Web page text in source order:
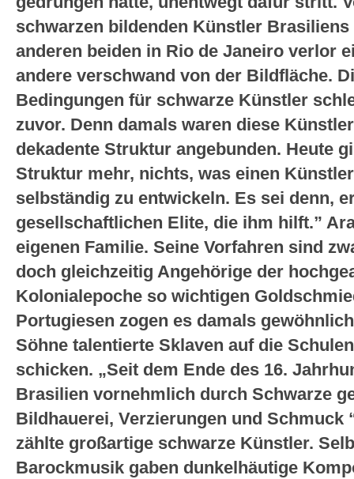
schwarzen bildenden Künstler
anderen beiden in Rio de Janeiro verlor
andere verschwand von der Bildfläche.
Bedingungen für schwarze Künstler
zuvor. Denn damals waren diese
dekadente Struktur angebunden. Heute
Struktur mehr, nichts, was einen
selbständig zu entwickeln. Es sei denn,
gesellschaftlichen Elite, die ihm hilft.”
eigenen Familie. Seine Vorfahren sind
doch gleichzeitig Angehörige der
Kolonialepoche so wichtigen
Portugiesen zogen es damals
Söhne talentierte Sklaven auf die
schicken. „Seit dem Ende des 16.
Brasilien vornehmlich durch Schwarze
Bildhauerei, Verzierungen und Schmuck
zählte großartige schwarze Künstler.
Barockmusik gaben dunkelhäutige